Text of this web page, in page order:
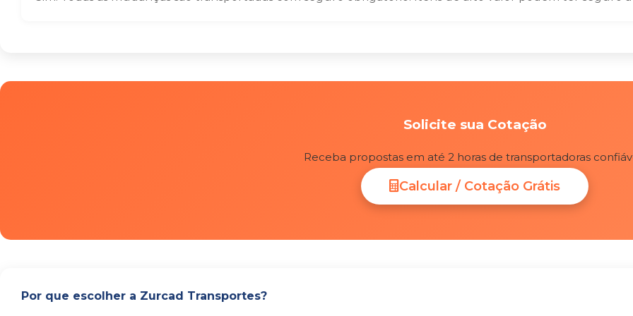
Solicite sua Cotação
Receba propostas em até 2 horas de transportadoras
Calcular / Cotação Grátis
Por que escolher a Zurcad Transportes?